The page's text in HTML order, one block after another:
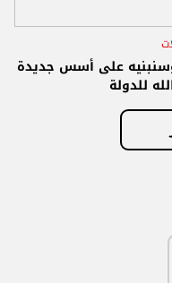
وسنبنيه على أسس جديدة
للدولة